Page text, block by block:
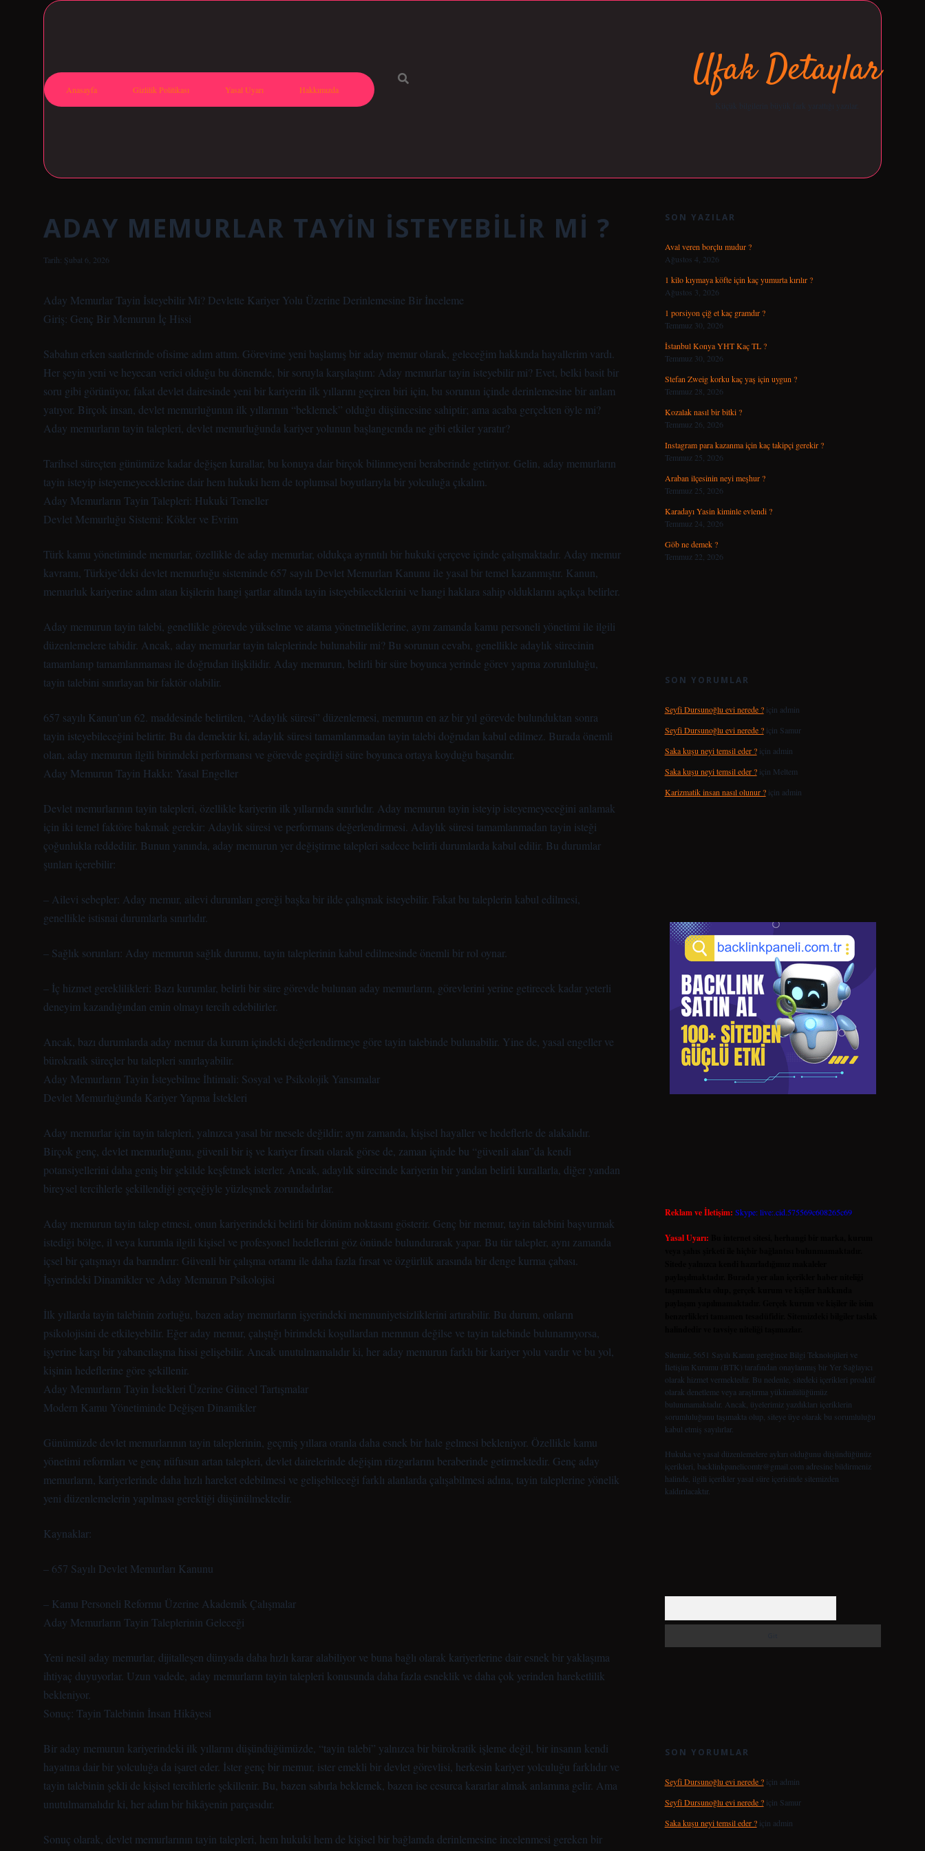
Anasayfa Gizlilik Politikası Yasal Uyarı Hakkımızda Ufak Detaylar
ADAY MEMURLAR TAYIN ISTEYEBILIR MI ?
Tarih: Şubat 6, 2026
Aday Memurlar Tayin İsteyebilir Mi? Devlette Kariyer Yolu Üzerine Derinlemesine Bir İnceleme
Giriş: Genç Bir Memurun İç Hissi
Sabahın erken saatlerinde ofisime adım attım. Görevime yeni başlamış bir aday memur olarak, geleceğim hakkında hayallerim vardı.
Her şeyin yeni ve heyecan verici olduğu bu dönemde, bir soruyla karşılaştım: Aday memurlar tayin isteyebilir mi? Evet, belki basit bir
soru gibi görünüyor, fakat devlet dairesinde yeni bir kariyerin ilk yıllarını geçiren biri için, bu sorunun içinde derinlemesine bir anlam
yatıyor. Birçok insan, devlet memurluğunun ilk yıllarının “beklemek” olduğu düşüncesine sahiptir; ama acaba gerçekten öyle mi?
Aday memurların tayin talepleri, devlet memurluğunda kariyer yolunun başlangıcında ne gibi etkiler yaratır?
Tarihsel süreçten günümüze kadar değişen kurallar, bu konuya dair birçok bilinmeyeni beraberinde getiriyor. Gelin, aday memurların
tayin isteyip isteyemeyeceklerine dair hem hukuki hem de toplumsal boyutlarıyla bir yolculuğa çıkalım.
Aday Memurların Tayin Talepleri: Hukuki Temeller
Devlet Memurluğu Sistemi: Kökler ve Evrim
Türk kamu yönetiminde memurlar, özellikle de aday memurlar, oldukça ayrıntılı bir hukuki çerçeve içinde çalışmaktadır. Aday memur
kavramı, Türkiye’deki devlet memurluğu sisteminde 657 sayılı Devlet Memurları Kanunu ile yasal bir temel kazanmıştır. Kanun,
memurluk kariyerine adım atan kişilerin hangi şartlar altında tayin isteyebileceklerini ve hangi haklara sahip olduklarını açıkça belirler.
Aday memurun tayin talebi, genellikle görevde yükselme ve atama yönetmeliklerine, aynı zamanda kamu personeli yönetimi ile ilgili
düzenlemelere tabidir. Ancak, aday memurlar tayin taleplerinde bulunabilir mi? Bu sorunun cevabı, genellikle adaylık sürecinin
tamamlanıp tamamlanmaması ile doğrudan ilişkilidir. Aday memurun, belirli bir süre boyunca yerinde görev yapma zorunluluğu,
tayin talebini sınırlayan bir faktör olabilir.
657 sayılı Kanun’un 62. maddesinde belirtilen, “Adaylık süresi” düzenlemesi, memurun en az bir yıl görevde bulunduktan sonra
tayin isteyebileceğini belirtir. Bu da demektir ki, adaylık süresi tamamlanmadan tayin talebi doğrudan kabul edilmez. Burada önemli
olan, aday memurun ilgili birimdeki performansı ve görevde geçirdiği süre boyunca ortaya koyduğu başarıdır.
Aday Memurun Tayin Hakkı: Yasal Engeller
Devlet memurlarının tayin talepleri, özellikle kariyerin ilk yıllarında sınırlıdır. Aday memurun tayin isteyip isteyemeyeceğini anlamak
için iki temel faktöre bakmak gerekir: Adaylık süresi ve performans değerlendirmesi. Adaylık süresi tamamlanmadan tayin isteği
çoğunlukla reddedilir. Bunun yanında, aday memurun yer değiştirme talepleri sadece belirli durumlarda kabul edilir. Bu durumlar
şunları içerebilir:
– Ailevi sebepler: Aday memur, ailevi durumları gereği başka bir ilde çalışmak isteyebilir. Fakat bu taleplerin kabul edilmesi,
genellikle istisnai durumlarla sınırlıdır.
– Sağlık sorunları: Aday memurun sağlık durumu, tayin taleplerinin kabul edilmesinde önemli bir rol oynar.
– İç hizmet gereklilikleri: Bazı kurumlar, belirli bir süre görevde bulunan aday memurların, görevlerini yerine getirecek kadar yeterli
deneyim kazandığından emin olmayı tercih edebilirler.
Ancak, bazı durumlarda aday memur da kurum içindeki değerlendirmeye göre tayin talebinde bulunabilir. Yine de, yasal engeller ve
bürokratik süreçler bu talepleri sınırlayabilir.
Aday Memurların Tayin İsteyebilme İhtimali: Sosyal ve Psikolojik Yansımalar
Devlet Memurluğunda Kariyer Yapma İstekleri
Aday memurlar için tayin talepleri, yalnızca yasal bir mesele değildir; aynı zamanda, kişisel hayaller ve hedeflerle de alakalıdır.
Birçok genç, devlet memurluğunu, güvenli bir iş ve kariyer fırsatı olarak görse de, zaman içinde bu “güvenli alan”da kendi
potansiyellerini daha geniş bir şekilde keşfetmek isterler. Ancak, adaylık sürecinde kariyerin bir yandan belirli kurallarla, diğer yandan
bireysel tercihlerle şekillendiği gerçeğiyle yüzleşmek zorundadırlar.
Aday memurun tayin talep etmesi, onun kariyerindeki belirli bir dönüm noktasını gösterir. Genç bir memur, tayin talebini başvurmak
istediği bölge, il veya kurumla ilgili kişisel ve profesyonel hedeflerini göz önünde bulundurarak yapar. Bu tür talepler, aynı zamanda
içsel bir çatışmayı da barındırır: Güvenli bir çalışma ortamı ile daha fazla fırsat ve özgürlük arasında bir denge kurma çabası.
İşyerindeki Dinamikler ve Aday Memurun Psikolojisi
İlk yıllarda tayin talebinin zorluğu, bazen aday memurların işyerindeki memnuniyetsizliklerini artırabilir. Bu durum, onların
psikolojisini de etkileyebilir. Eğer aday memur, çalıştığı birimdeki koşullardan memnun değilse ve tayin talebinde bulunamıyorsa,
işyerine karşı bir yabancılaşma hissi gelişebilir. Ancak unutulmamalıdır ki, her aday memurun farklı bir kariyer yolu vardır ve bu yol,
kişinin hedeflerine göre şekillenir.
Aday Memurların Tayin İstekleri Üzerine Güncel Tartışmalar
Modern Kamu Yönetiminde Değişen Dinamikler
Günümüzde devlet memurlarının tayin taleplerinin, geçmiş yıllara oranla daha esnek bir hale gelmesi bekleniyor. Özellikle kamu
yönetimi reformları ve genç nüfusun artan talepleri, devlet dairelerinde değişim rüzgarlarını beraberinde getirmektedir. Genç aday
memurların, kariyerlerinde daha hızlı hareket edebilmesi ve gelişebileceği farklı alanlarda çalışabilmesi adına, tayin taleplerine yönelik
yeni düzenlemelerin yapılması gerektiği düşünülmektedir.
Kaynaklar:
– 657 Sayılı Devlet Memurları Kanunu
– Kamu Personeli Reformu Üzerine Akademik Çalışmalar
Aday Memurların Tayin Taleplerinin Geleceği
Yeni nesil aday memurlar, dijitalleşen dünyada daha hızlı karar alabiliyor ve buna bağlı olarak kariyerlerine dair esnek bir yaklaşıma
ihtiyaç duyuyorlar. Uzun vadede, aday memurların tayin talepleri konusunda daha fazla esneklik ve daha çok yerinden hareketlilik
bekleniyor.
Sonuç: Tayin Talebinin İnsan Hikâyesi
Bir aday memurun kariyerindeki ilk yıllarını düşündüğümüzde, “tayin talebi” yalnızca bir bürokratik işleme değil, bir insanın kendi
hayatına dair bir yolculuğa da işaret eder. İster genç bir memur, ister emekli bir devlet görevlisi, herkesin kariyer yolculuğu farklıdır ve
tayin talebinin şekli de kişisel tercihlerle şekillenir. Bu, bazen sabırla beklemek, bazen ise cesurca kararlar almak anlamına gelir. Ama
unutulmamalıdır ki, her adım bir hikâyenin parçasıdır.
Sonuç olarak, devlet memurlarının tayin talepleri, hem hukuki hem de kişisel bir bağlamda derinlemesine incelenmesi gereken bir
SON YAZILAR
Aval veren borçlu mudur ?
Ağustos 4, 2026
1 kilo kıymaya köfte için kaç yumurta kırılır ?
Ağustos 3, 2026
1 porsiyon çiğ et kaç gramdır ?
Temmuz 30, 2026
İstanbul Konya YHT Kaç TL ?
Temmuz 30, 2026
Stefan Zweig korku kaç yaş için uygun ?
Temmuz 28, 2026
Kozalak nasıl bir bitki ?
Temmuz 26, 2026
Instagram para kazanma için kaç takipçi gerekir ?
Temmuz 25, 2026
Araban ilçesinin neyi meşhur ?
Temmuz 25, 2026
Karadayı Yasin kiminle evlendi ?
Temmuz 24, 2026
Göb ne demek ?
Temmuz 22, 2026
SON YORUMLAR
Seyfi Dursunoğlu evi nerede ?için admin
Seyfi Dursunoğlu evi nerede ?için Samur
Saka kuşu neyi temsil eder ?için admin
Saka kuşu neyi temsil eder ?için Meltem
Karizmatik insan nasıl olunur ?için admin
Reklam ve İletişim: Skype: live:.cid.575569c608265c69
Yasal Uyarı:
Sitemiz, 5651 Sayılı Kanun gereğince Bilgi Teknolojileri ve
İletişim Kurumu (BTK) tarafından onaylanmış bir Yer Sağlayıcı
olarak hizmet vermektedir. Bu nedenle, sitedeki içerikleri proaktif
olarak denetleme veya araştırma yükümlülüğümüz
bulunmamaktadır. Ancak, üyelerimiz yazdıkları içeriklerin
sorumluluğunu taşımakta olup, siteye üye olarak bu sorumluluğu
kabul etmiş sayılırlar.
Hukuka ve yasal düzenlemelere aykırı olduğunu düşündüğünüz
içerikleri, backlinkpanelicomtr@gmail.com adresine bildirmeniz
halinde, ilgili içerikler yasal süre içerisinde sitemizden
kaldırılacaktır.
SON YORUMLAR
Seyfi Dursunoğlu evi nerede ?için admin
Seyfi Dursunoğlu evi nerede ?için Samur
Saka kuşu neyi temsil eder ?için admin